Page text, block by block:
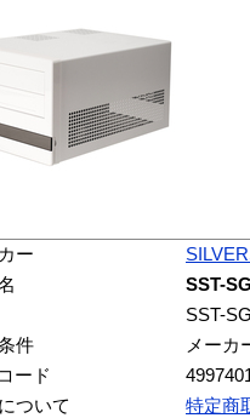
ー
SST-
SST-
件
メーカ
ード
ついて
特定商